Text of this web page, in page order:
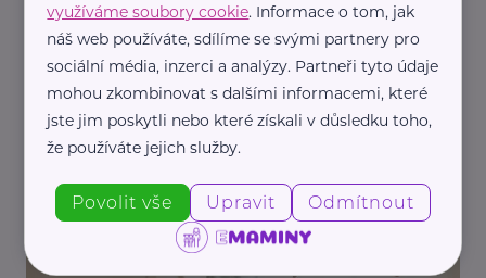
REKLAMA
Další články
využíváme soubory cookie. Informace o tom, jak
náš web používáte, sdílíme se svými partnery pro
sociální média, inzerci a analýzy. Partneři tyto údaje
mohou zkombinovat s dalšími informacemi, které
jste jim poskytli nebo které získali v důsledku toho,
že používáte jejich služby.
Povolit vše Upravit Odmítnout